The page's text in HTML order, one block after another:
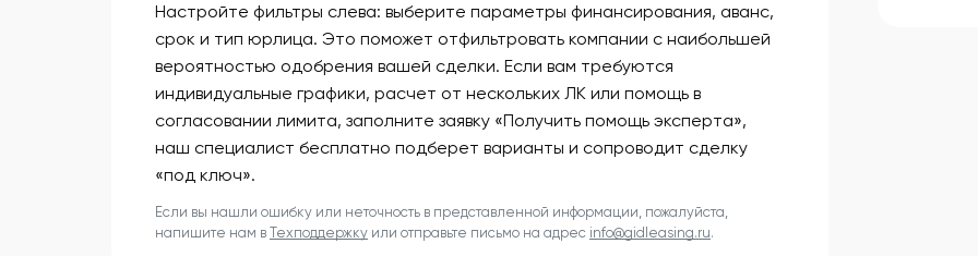
Настройте фильтры слева: выберите параметры финансирования, аванс,
срок и тип юрлица. Это поможет отфильтровать компании с наибольшей
вероятностью одобрения вашей сделки. Если вам требуются
индивидуальные графики, расчет от нескольких ЛК или помощь в
согласовании лимита, заполните заявку «Получить помощь эксперта»,
наш специалист бесплатно подберет варианты и сопроводит сделку
«под ключ».
Если вы нашли ошибку или неточность в представленной информации, пожалуйста,
напишите нам в Техподдержку или отправьте письмо на адрес info@gidleasing.ru.